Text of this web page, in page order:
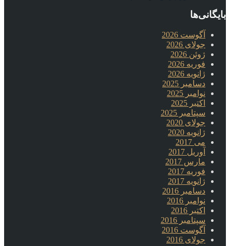
بایگانی‌ها
آگوست 2026
جولای 2026
ژوئن 2026
فوریه 2026
ژانویه 2026
دسامبر 2025
نوامبر 2025
اکتبر 2025
سپتامبر 2025
جولای 2020
ژانویه 2020
می 2017
آوریل 2017
مارس 2017
فوریه 2017
ژانویه 2017
دسامبر 2016
نوامبر 2016
اکتبر 2016
سپتامبر 2016
آگوست 2016
جولای 2016